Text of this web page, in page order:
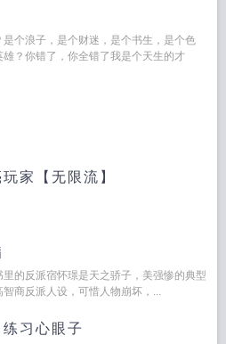
个浪子，是个财迷，是个书生，是个色
？你错了，你全错了我是个天生的才
家【无限流】
的反派宿怀璟是天之骄子，美强惨的典型
商反派人设，可惜人物崩坏，...
习心眼子